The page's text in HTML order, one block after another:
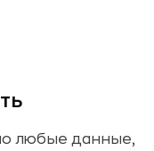
любые данные,